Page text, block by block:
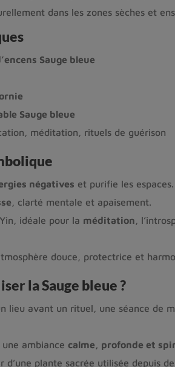
dans les zones sèches et
Sauge bleue
Sauge bleue
méditation, rituels de guérison
négatives et purifie les espaces.
, clarté mentale et apaisement.
idéale pour la méditation ,
douce, protectrice et
la Sauge bleue ?
lieu avant un rituel, une séance de
ambiance calme, profonde et
d’une plante sacrée utilisée depuis